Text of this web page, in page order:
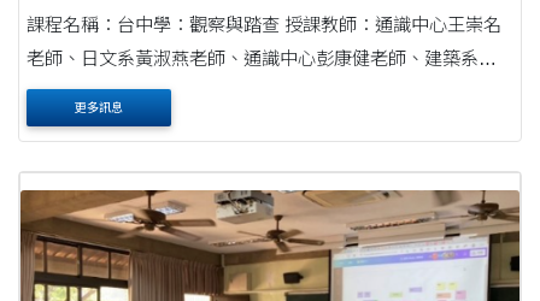
課程名稱：台中學：觀察與踏查 授課教師：通識中心王崇名
老師、日文系黃淑燕老師、通識中心彭康健老師、建築系蘇
睿弼老師 課程搭配素養計畫執行學期：111-1學期 ⭓ 課程
內容 ....
更多訊息